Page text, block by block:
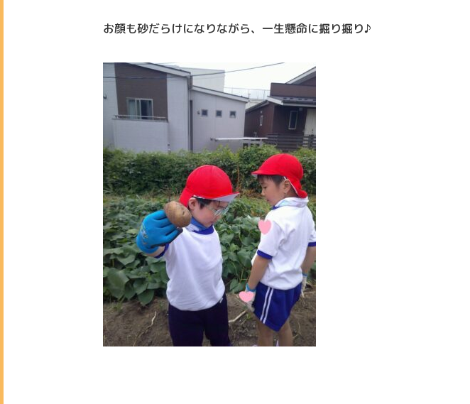
お顔も砂だらけになりながら、一生懸命に掘り掘り♪